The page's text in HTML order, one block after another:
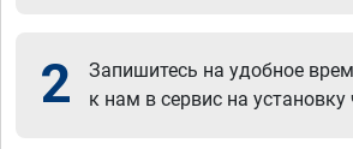
2
Запишитесь на удобное
к нам в сервис на